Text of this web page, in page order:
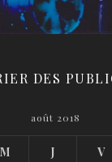
DES
août 2018
M J V